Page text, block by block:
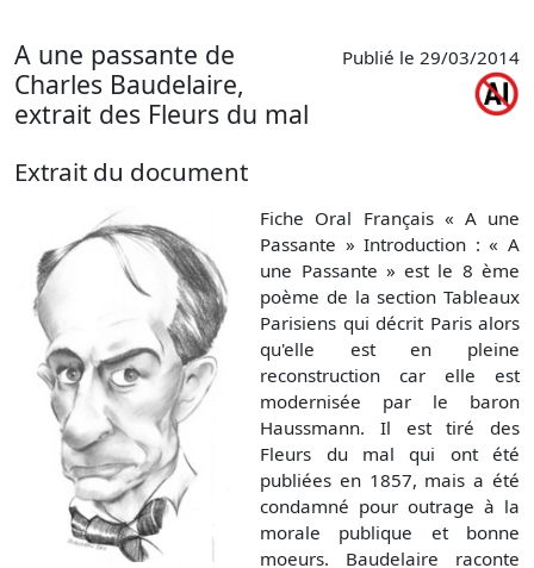
A une passante de
Charles Baudelaire,
extrait des Fleurs du mal
Publié le 29/03/2014
Extrait du document
Fiche Oral Français « A une
Passante » Introduction : « A
une Passante » est le 8 ème
poème de la section Tableaux
Parisiens qui décrit Paris alors
qu'elle est en pleine
reconstruction car elle est
modernisée par le baron
Haussmann. Il est tiré des
Fleurs du mal qui ont été
publiées en 1857, mais a été
condamné pour outrage à la
morale publique et bonne
moeurs. Baudelaire raconte